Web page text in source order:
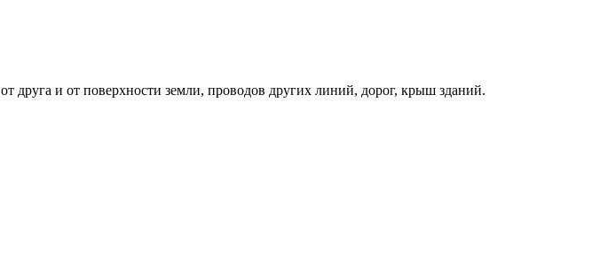
и от поверхности земли, проводов других линий, дорог, крыш зданий.